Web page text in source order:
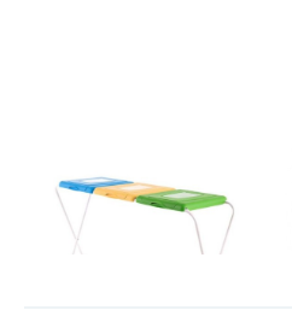
Suport pentru saci menajeri
pentru colectare selectiva
120 L, Jotta, 3
compartimente verde-
149 lei